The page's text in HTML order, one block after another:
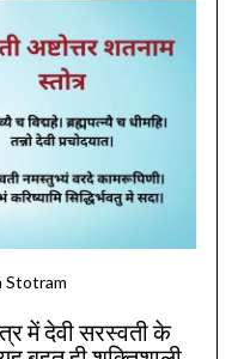
Stotram
में देवी सरस्वती के